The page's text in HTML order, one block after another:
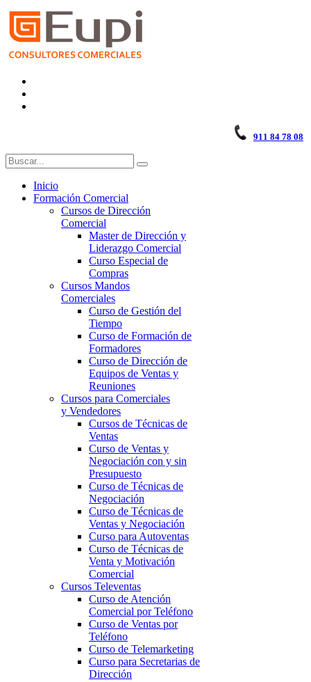
911 84 78 08
Inicio
Formación Comercial
Cursos de Dirección
Comercial
Master de Dirección y
Liderazgo Comercial
Curso Especial de
Compras
Cursos Mandos
Comerciales
Curso de Gestión del
Tiempo
Curso de Formación de
Formadores
Curso de Dirección de
Equipos de Ventas y
Reuniones
Cursos para Comerciales
y Vendedores
Cursos de Técnicas de
Ventas
Curso de Ventas y
Negociación con y sin
Presupuesto
Curso de Técnicas de
Negociación
Curso de Técnicas de
Ventas y Negociación
Curso para Autoventas
Curso de Técnicas de
Venta y Motivación
Comercial
Cursos Televentas
Curso de Atención
Comercial por Teléfono
Curso de Ventas por
Teléfono
Curso de Telemarketing
Curso para Secretarias de
Dirección